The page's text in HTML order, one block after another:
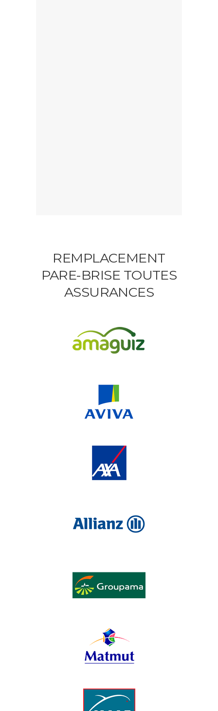
REMPLACEMENT
PARE-BRISE TOUTES
ASSURANCES